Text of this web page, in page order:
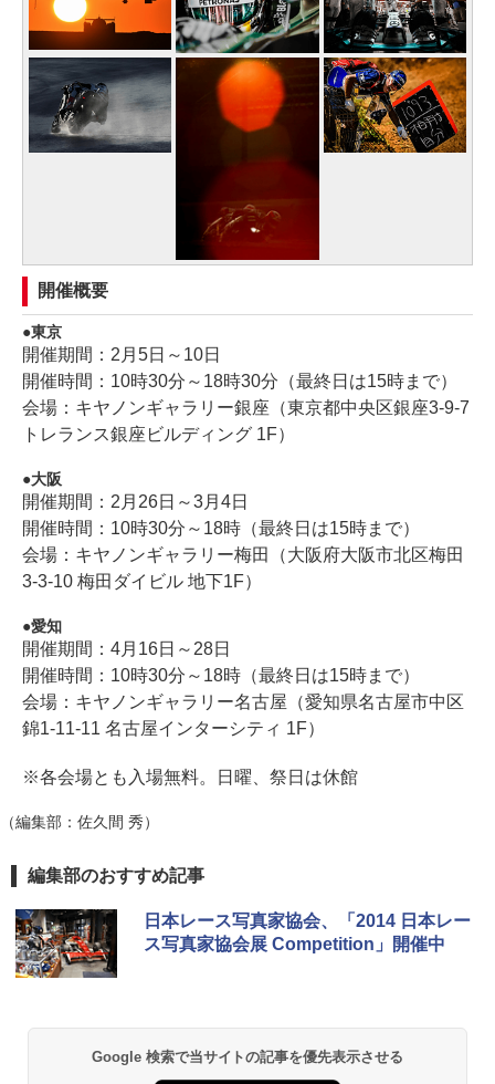
開催概要
東京
開催期間：2月5日～10日
開催時間：10時30分～18時30分（最終日は15時まで）
会場：キヤノンギャラリー銀座（東京都中央区銀座3-9-7
トレランス銀座ビルディング 1F）
大阪
開催期間：2月26日～3月4日
開催時間：10時30分～18時（最終日は15時まで）
会場：キヤノンギャラリー梅田（大阪府大阪市北区梅田
3-3-10 梅田ダイビル 地下1F）
愛知
開催期間：4月16日～28日
開催時間：10時30分～18時（最終日は15時まで）
会場：キヤノンギャラリー名古屋（愛知県名古屋市中区
錦1-11-11 名古屋インターシティ 1F）
※各会場とも入場無料。日曜、祭日は休館
（編集部：佐久間 秀）
編集部のおすすめ記事
日本レース写真家協会、「2014 日本レー
ス写真家協会展 Competition」開催中
Google 検索で当サイトの記事を優先表示させる